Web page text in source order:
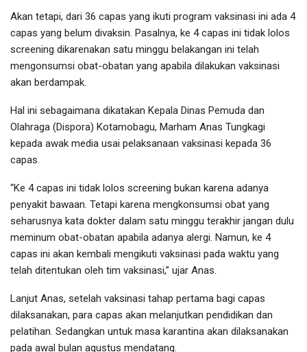
Akan tetapi, dari 36 capas yang ikuti program vaksinasi ini ada 4
capas yang belum divaksin. Pasalnya, ke 4 capas ini tidak lolos
screening dikarenakan satu minggu belakangan ini telah
mengonsumsi obat-obatan yang apabila dilakukan vaksinasi
akan berdampak.
Hal ini sebagaimana dikatakan Kepala Dinas Pemuda dan
Olahraga (Dispora) Kotamobagu, Marham Anas Tungkagi
kepada awak media usai pelaksanaan vaksinasi kepada 36
capas.
“Ke 4 capas ini tidak lolos screening bukan karena adanya
penyakit bawaan. Tetapi karena mengkonsumsi obat yang
seharusnya kata dokter dalam satu minggu terakhir jangan dulu
meminum obat-obatan apabila adanya alergi. Namun, ke 4
capas ini akan kembali mengikuti vaksinasi pada waktu yang
telah ditentukan oleh tim vaksinasi,” ujar Anas.
Lanjut Anas, setelah vaksinasi tahap pertama bagi capas
dilaksanakan, para capas akan melanjutkan pendidikan dan
pelatihan. Sedangkan untuk masa karantina akan dilaksanakan
pada awal bulan agustus mendatang.